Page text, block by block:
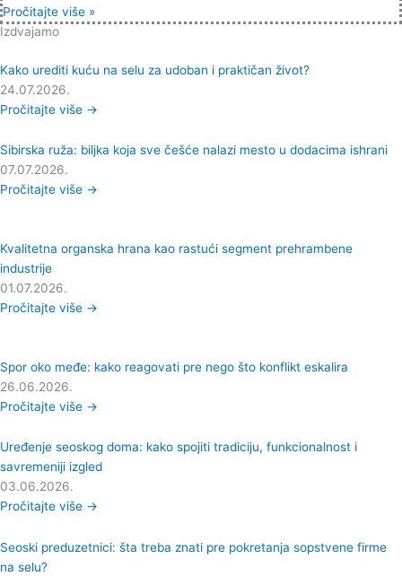
Pročitajte više »
Izdvajamo
Kako urediti kuću na selu za udoban i praktičan život?
24.07.2026.
Pročitajte više →
Sibirska ruža: biljka koja sve češće nalazi mesto u dodacima ishrani
07.07.2026.
Pročitajte više →
Kvalitetna organska hrana kao rastući segment prehrambene
industrije
01.07.2026.
Pročitajte više →
Spor oko međe: kako reagovati pre nego što konflikt eskalira
26.06.2026.
Pročitajte više →
Uređenje seoskog doma: kako spojiti tradiciju, funkcionalnost i
savremeniji izgled
03.06.2026.
Pročitajte više →
Seoski preduzetnici: šta treba znati pre pokretanja sopstvene firme
na selu?